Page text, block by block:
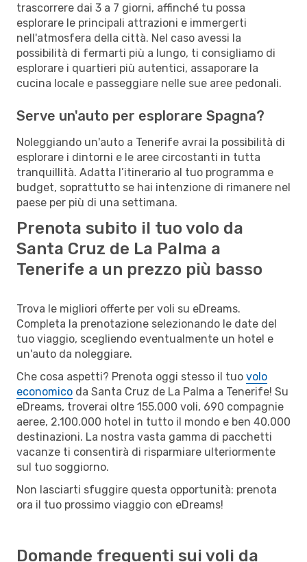
trascorrere dai 3 a 7 giorni, affinché tu possa
esplorare le principali attrazioni e immergerti
nell'atmosfera della città. Nel caso avessi la
possibilità di fermarti più a lungo, ti consigliamo di
esplorare i quartieri più autentici, assaporare la
cucina locale e passeggiare nelle sue aree pedonali.
Serve un'auto per esplorare Spagna?
Noleggiando un'auto a Tenerife avrai la possibilità di
esplorare i dintorni e le aree circostanti in tutta
tranquillità. Adatta l’itinerario al tuo programma e
budget, soprattutto se hai intenzione di rimanere nel
paese per più di una settimana.
Prenota subito il tuo volo da
Santa Cruz de La Palma a
Tenerife a un prezzo più basso
Trova le migliori offerte per voli su eDreams.
Completa la prenotazione selezionando le date del
tuo viaggio, scegliendo eventualmente un hotel e
un'auto da noleggiare.
Che cosa aspetti? Prenota oggi stesso il tuo volo
economico da Santa Cruz de La Palma a Tenerife! Su
eDreams, troverai oltre 155.000 voli, 690 compagnie
aeree, 2.100.000 hotel in tutto il mondo e ben 40.000
destinazioni. La nostra vasta gamma di pacchetti
vacanze ti consentirà di risparmiare ulteriormente
sul tuo soggiorno.
Non lasciarti sfuggire questa opportunità: prenota
ora il tuo prossimo viaggio con eDreams!
Domande frequenti sui voli da